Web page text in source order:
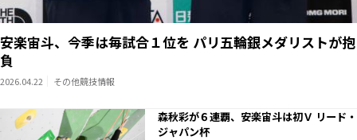
安楽宙斗、今季は毎試合１位を パリ五輪銀メダリストが抱
負
2026.04.22 その他競技情報
森秋彩が６連覇、安楽宙斗は初Ｖ リード・
ジャパン杯